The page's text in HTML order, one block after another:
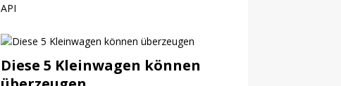
API
Diese 5 Kleinwagen können